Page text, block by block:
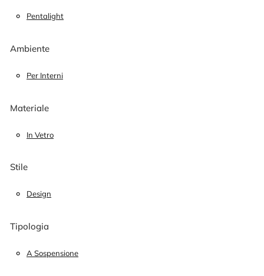
Pentalight
Ambiente
Per Interni
Materiale
In Vetro
Stile
Design
Tipologia
A Sospensione